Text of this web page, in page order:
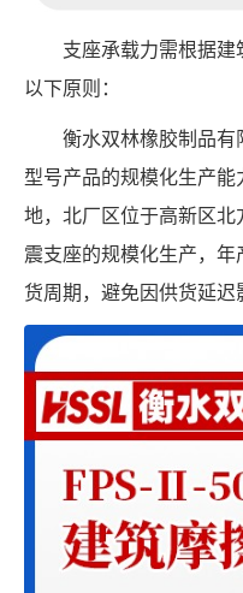
支座承载力需根据
以下原则：
衡水双林橡胶制品有
型号产品的规模化生产
地，北厂区位于高新区
震支座的规模化生产，
货周期，避免因供货延迟